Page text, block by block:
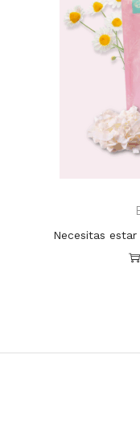
Necesitas